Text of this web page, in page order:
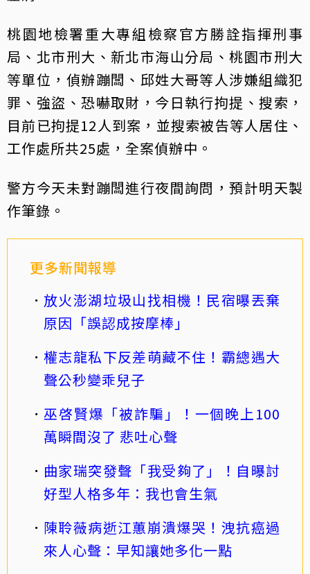
桃園地檢署重大專組檢察官方勝詮指揮刑事
局、北市刑大、新北市海山分局、桃園市刑大
等單位，偵辦蹦闆、邱姓大哥等人涉嫌組織犯
罪、強盜、恐嚇取財，今日執行拘提、搜索，
目前已拘提12人到案，並搜索被告等人居住、
工作處所共25處，全案偵辦中。
警方今天未對蹦闆進行夜間詢問，預計明天製
作筆錄。
更多新聞報導
放火澎湖垃圾山找相機！民宿曝丟棄
原因「誤認成按摩棒」
權志龍私下反差萌藏不住！霸總遇大
聲公秒變乖兒子
巫啓賢爆「被詐騙」！一個晚上100
萬瞬間沒了 悲吐心聲
曲家瑞突發聲「我受夠了」！自曝討
好型人格多年：我也會生氣
陳聆薇病逝江蕙崩潰爆哭！洩抗癌過
來人心聲：早知讓她多化一點